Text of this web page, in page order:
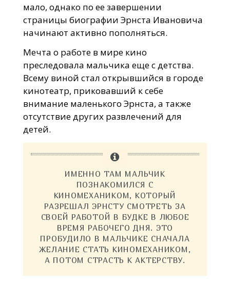
мало, однако по ее завершении
страницы биографии Эрнста Ивановича
начинают активно пополняться.
Мечта о работе в мире кино
преследовала мальчика еще с детства.
Всему виной стал открывшийся в городе
кинотеатр, приковавший к себе
внимание маленького Эрнста, а также
отсутствие других развлечений для
детей.
ИМЕННО ТАМ МАЛЬЧИК
ПОЗНАКОМИЛСЯ С
КИНОМЕХАНИКОМ, КОТОРЫЙ
РАЗРЕШАЛ ЭРНСТУ СМОТРЕТЬ ЗА
СВОЕЙ РАБОТОЙ В БУДКЕ В ЛЮБОЕ
ВРЕМЯ РАБОЧЕГО ДНЯ. ЭТО
ПРОБУДИЛО В МАЛЬЧИКЕ СНАЧАЛА
ЖЕЛАНИЕ СТАТЬ КИНОМЕХАНИКОМ,
А ПОТОМ СТРАСТЬ К АКТЕРСТВУ.